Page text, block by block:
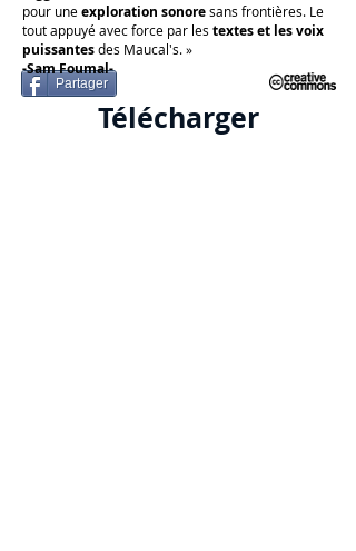
Partager
Télécharger
pour uneexploration sonoresans frontières. Le
tout appuyé avec force par les textes et les voix
puissantesdes Maucal's. »
-Sam Foumal-